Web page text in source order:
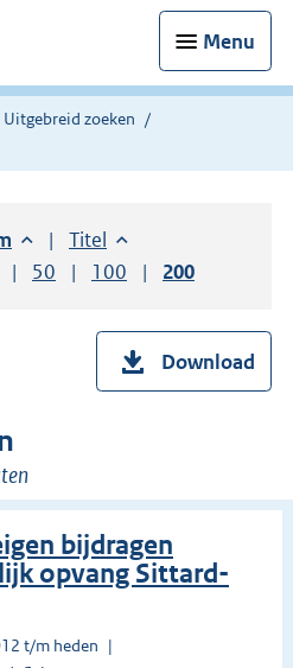
Menu
Uitgebreid zoeken
op:
aflopendSorteer op:
Titel oplopend
per pagina
resultaten per pagina
Toon
50 resultaten per pagina
Toon
100 resultaten per
Toon
200
Download
bijdragen
opvang Sittard-
t/m heden